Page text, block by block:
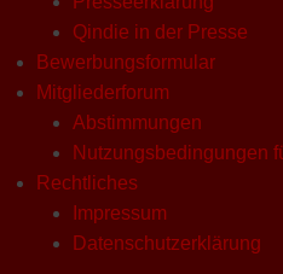
Qindie in der Presse
Bewerbungsformular
Mitgliederforum
Abstimmungen
Nutzungsbedingungen
Rechtliches
Impressum
Datenschutzerklärung